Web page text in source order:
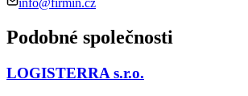
Podobné společnosti
LOGISTERRA s.r.o.